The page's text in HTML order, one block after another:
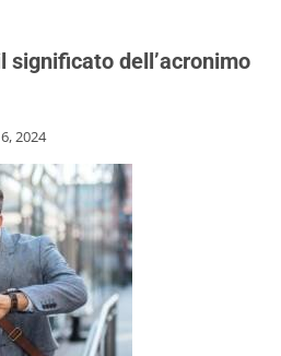
significato dell’acronimo
2024